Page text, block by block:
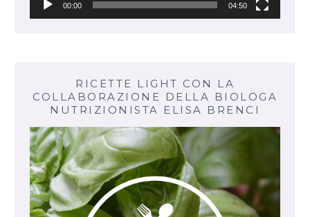
00:00 04:50
RICETTE LIGHT CON LA
COLLABORAZIONE DELLA BIOLOGA
NUTRIZIONISTA ELISA BRENCI